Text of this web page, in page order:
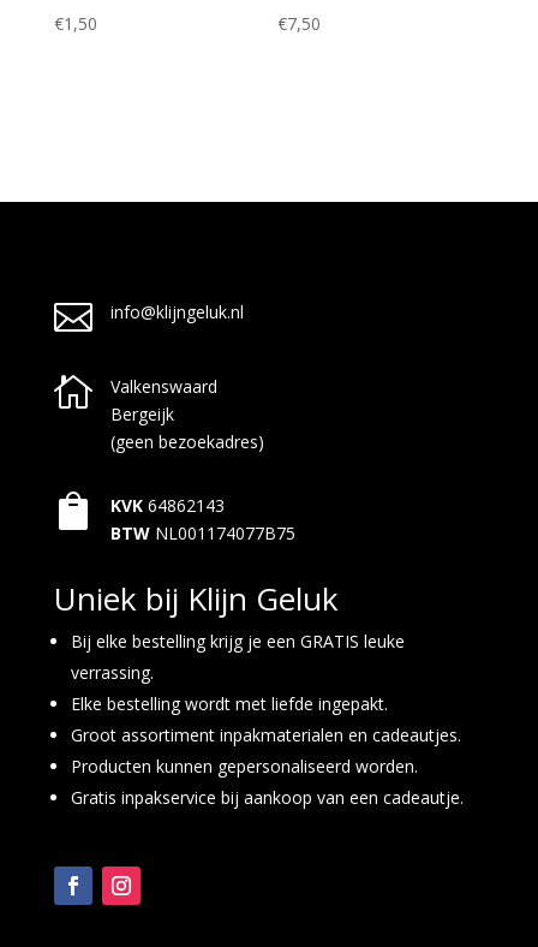
€1,50 €7,50
 info@klijngeluk.nl

Valkenswaard
Bergeijk
(geen bezoekadres)
 KVK 64862143
BTW NL001174077B75
Uniek bij Klijn Geluk
Bij elke bestelling krijg je een GRATIS leuke
verrassing.
Elke bestelling wordt met liefde ingepakt.
Groot assortiment inpakmaterialen en cadeautjes.
Producten kunnen gepersonaliseerd worden.
Gratis inpakservice bij aankoop van een cadeautje.